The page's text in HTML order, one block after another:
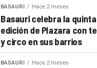
BASAURI Hace 2 meses
Basauri celebra la quinta
edición de Plazara con
y circo en sus barrios
BASAURI Hace 2 meses